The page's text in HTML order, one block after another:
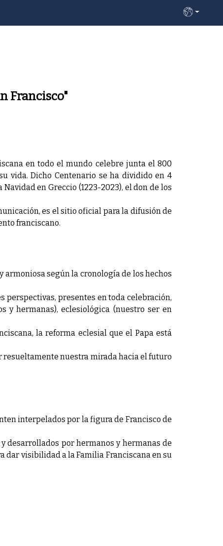
Francisco"
en todo el mundo celebre junta el 800
vida. Dicho Centenario se ha dividido en 4
en Greccio (1223-2023), el don de los
es el sitio oficial para la difusión de
franciscano.
según la cronología de los hechos
perspectivas, presentes en toda celebración,
y hermanas), eclesiológica (nuestro ser en
la reforma eclesial que el Papa está
nuestra mirada hacia el futuro
interpelados por la figura de Francisco de
desarrollados por hermanos y hermanas de
dar visibilidad a la Familia Franciscana en su